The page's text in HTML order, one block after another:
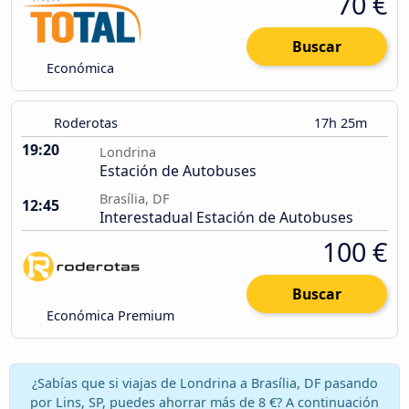
Económica
Buscar
Roderotas 17h 25m
19:20 Londrina
Estación de Autobuses
12:45
Brasília, DF
Interestadual Estación de Autobuses
Económica Premium
100 €
Buscar
¿Sabías que si viajas de Londrina a Brasília, DF pasando
por Lins, SP, puedes ahorrar más de 8 €? A continuación